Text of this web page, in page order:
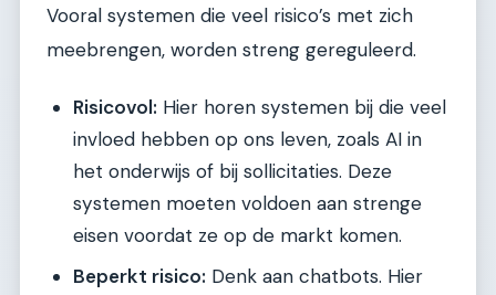
Vooral systemen die veel risico’s met zich
meebrengen, worden streng gereguleerd.
Risicovol: Hier horen systemen bij die veel
invloed hebben op ons leven, zoals AI in
het onderwijs of bij sollicitaties. Deze
systemen moeten voldoen aan strenge
eisen voordat ze op de markt komen.
Beperkt risico: Denk aan chatbots. Hier